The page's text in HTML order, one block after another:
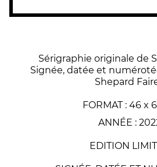
Sérigraphie originale de
Signée, datée et
Shepard
FORMAT : 46 x
ANNÉE :
EDITION